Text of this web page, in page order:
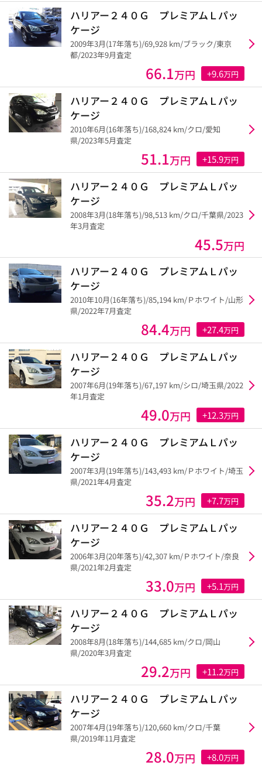
ハリアー２４０Ｇ プレミアムＬパッ
ケージ
2009年3月(17年落ち)/69,928 km/ブラック/東京
都/2023年9月査定
66.1万円 +9.6万円
ハリアー２４０Ｇ プレミアムＬパッ
ケージ
2010年6月(16年落ち)/168,824 km/クロ/愛知
県/2023年5月査定
51.1万円 +15.9万円
ハリアー２４０Ｇ プレミアムＬパッ
ケージ
2008年3月(18年落ち)/98,513 km/クロ/千葉県/2023
年3月査定
45.5万円
ハリアー２４０Ｇ プレミアムＬパッ
ケージ
2010年10月(16年落ち)/85,194 km/Ｐホワイト/山形
県/2022年7月査定
84.4万円 +27.4万円
ハリアー２４０Ｇ プレミアムＬパッ
ケージ
2007年6月(19年落ち)/67,197 km/シロ/埼玉県/2022
年1月査定
49.0万円 +12.3万円
ハリアー２４０Ｇ プレミアムＬパッ
ケージ
2007年3月(19年落ち)/143,493 km/Ｐホワイト/埼玉
県/2021年4月査定
35.2万円 +7.7万円
ハリアー２４０Ｇ プレミアムＬパッ
ケージ
2006年3月(20年落ち)/42,307 km/Ｐホワイト/奈良
県/2021年2月査定
33.0万円 +5.1万円
ハリアー２４０Ｇ プレミアムＬパッ
ケージ
2008年8月(18年落ち)/144,685 km/クロ/岡山
県/2020年3月査定
29.2万円 +11.2万円
ハリアー２４０Ｇ プレミアムＬパッ
ケージ
2007年4月(19年落ち)/120,660 km/クロ/千葉
県/2019年11月査定
28.0万円 +8.0万円